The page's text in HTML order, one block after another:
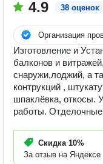
4.9 38 оценок
Организация
Изготовление и
балконов и
снаружи,лоджий, а
контрукций ,
шпаклёвка, откосы.
работы.
Скидка 10%
За отзыв на Яндексе